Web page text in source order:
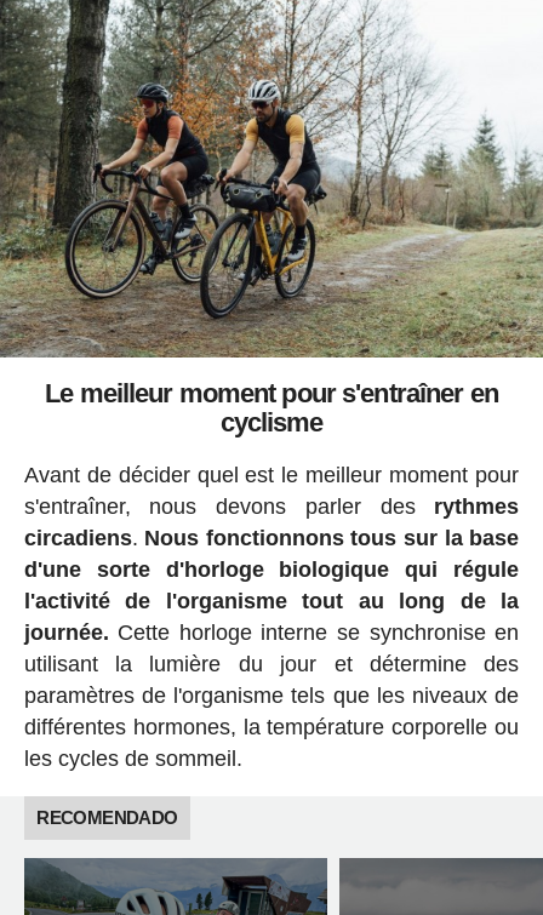
Le meilleur moment pour s'entraîner en
cyclisme
Avant de décider quel est le meilleur moment pour
s'entraîner, nous devons parler des rythmes
circadiens. Nous fonctionnons tous sur la base
d'une sorte d'horloge biologique qui régule
l'activité de l'organisme tout au long de la
journée. Cette horloge interne se synchronise en
utilisant la lumière du jour et détermine des
paramètres de l'organisme tels que les niveaux de
différentes hormones, la température corporelle ou
les cycles de sommeil.
RECOMENDADO